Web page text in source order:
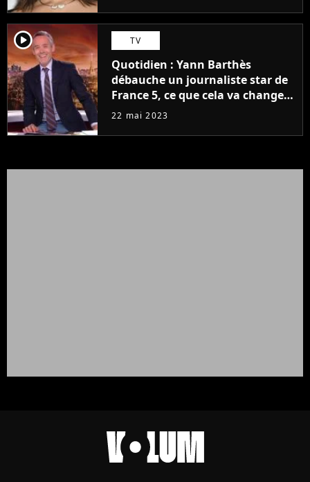
player2 TV
Quotidien : Yann Barthès
débauche un journaliste star de
France 5, ce que cela va changer
à la rentrée
22 mai 2023